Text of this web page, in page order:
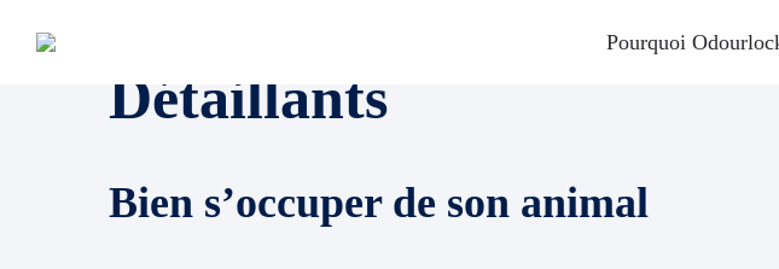
Pourquoi
Détaillants
Bien s’occuper de son animal